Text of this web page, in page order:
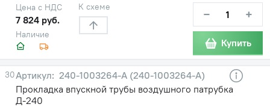
Наличие
Цена с НДС
7 824 руб.
К схеме − +
Купить
30
240-1003264-A (240-1003264-А)
Прокладка впускной трубы воздушного патрубка
Д-240